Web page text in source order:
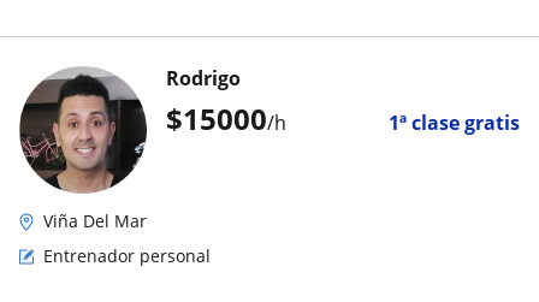
$15000/h 1ª clase gratis
Rodrigo
Viña Del Mar
Entrenador personal